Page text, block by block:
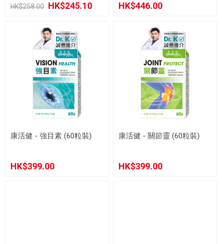
HK$258.00 HK$245.10 HK$446.00
康活健 - 強目素 (60粒裝)
HK$399.00
康活健 - 關節靈 (60粒裝)
HK$399.00